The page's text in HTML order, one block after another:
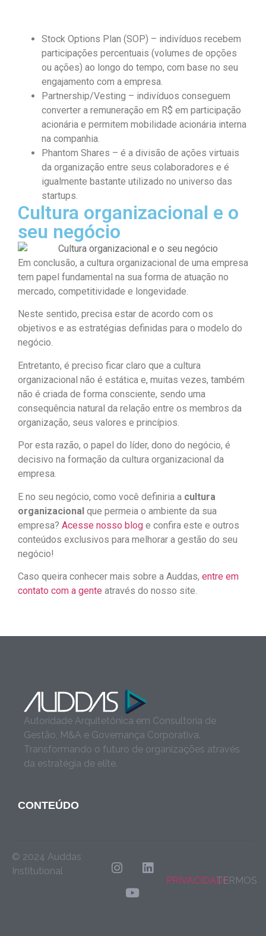
Stock Options Plan (SOP) – indivíduos recebem
participações percentuais (volumes de opções
ou ações) ao longo do tempo, com base no seu
engajamento com a empresa.
Partnership/Vesting – indivíduos conseguem
converter a remuneração em R$ em participação
acionária e permitem mobilidade acionária interna
na companhia.
Phantom Shares – é a divisão de ações virtuais
da organização entre seus colaboradores e é
igualmente bastante utilizado no universo das
startups.
Cultura organizacional e o
seu negócio
Em conclusão, a cultura organizacional de uma empresa
tem papel fundamental na sua forma de atuação no
mercado, competitividade e longevidade.
Neste sentido, precisa estar de acordo com os
objetivos e as estratégias definidas para o modelo do
negócio.
Entretanto, é preciso ficar claro que a cultura
organizacional não é estática e, muitas vezes, também
não é criada de forma consciente, sendo uma
consequência natural da relação entre os membros da
organização, seus valores e princípios.
Por esta razão, o papel do líder, dono do negócio, é
decisivo na formação da cultura organizacional da
empresa.
E no seu negócio, como você definiria a cultura
organizacional que permeia o ambiente da sua
empresa? Acesse nosso blog e confira este e outros
conteúdos exclusivos para melhorar a gestão do seu
negócio!
Caso queira conhecer mais sobre a Auddas, entre em
contato com a gente através do nosso site.
Autoridade Arquitetônica em Consultoria de
Gestão, M&A e Governança Corporativa.
Transformando o futuro de organizações através
da estratégia de elite.
CONTEÚDO
© 2024 Auddas
Institutional
PRIVACIDADETERMOS